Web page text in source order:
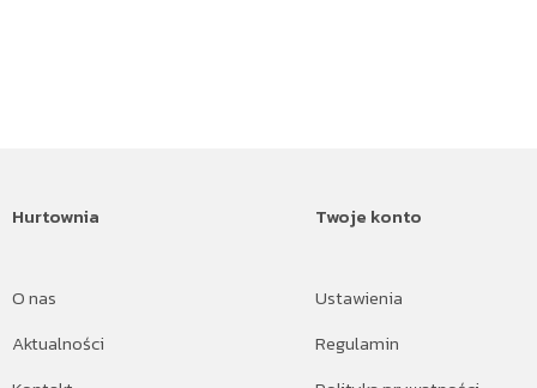
Hurtownia
O nas
Aktualności
Twoje konto
Ustawienia
Regulamin